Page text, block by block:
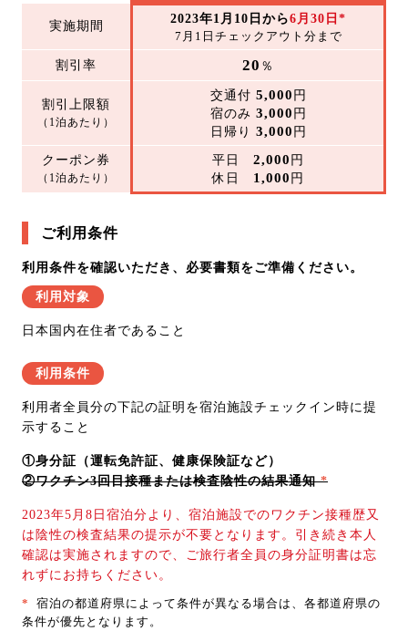
実施期間
2023年1月10日から6月30日*
7月1日チェックアウト分まで
割引率 20 ％
割引上限額
（1泊あたり）
交通付 5,000 円
宿のみ 3,000 円
日帰り 3,000 円
クーポン券
（1泊あたり）
平日 2,000 円
休日 1,000 円
ご利用条件
利用条件を確認いただき、必要書類をご準備ください。
利用対象
日本国内在住者であること
利用条件
利用者全員分の下記の証明を宿泊施設チェックイン時に提
示すること
①身分証（運転免許証、健康保険証など）
②ワクチン3回目接種または検査陰性の結果通知*
2023年5月8日宿泊分より、宿泊施設でのワクチン接種歴又
は陰性の検査結果の提示が不要となります。引き続き本人
確認は実施されますので、ご旅行者全員の身分証明書は忘
れずにお持ちください。
*
宿泊の都道府県によって条件が異なる場合は、各都道府県の
条件が優先となります。